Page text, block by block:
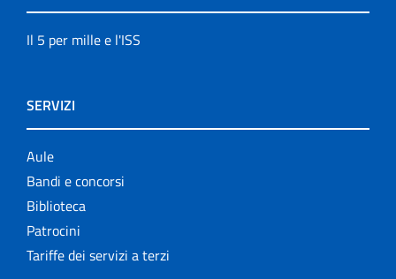
Il 5 per mille e l'ISS
SERVIZI
Aule
Bandi e concorsi
Biblioteca
Patrocini
Tariffe dei servizi a terzi